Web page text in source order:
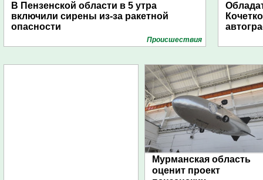
В Пензенской области в 5 утра
включили сирены из-за ракетной
опасности
Проиcшествия
Мурманская область
оценит проект